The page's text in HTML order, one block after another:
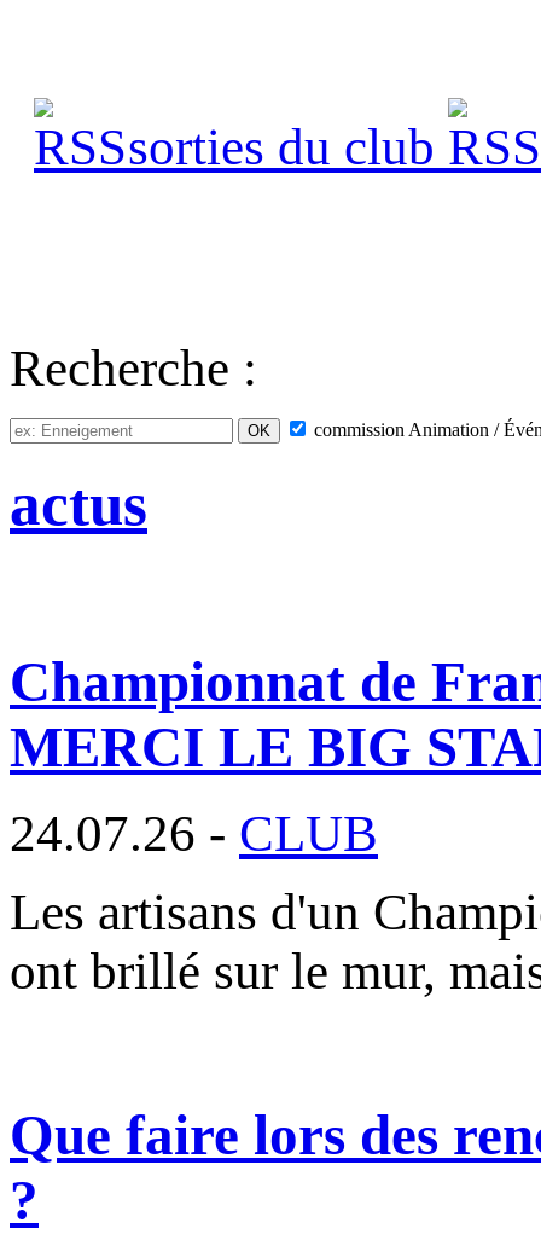
sorties du club
Recherche :
commission Animation /
actus
Championnat de
MERCI LE BIG
24.07.26 - CLUB
Les artisans d'un
ont brillé sur le mur,
Que faire lors des
?